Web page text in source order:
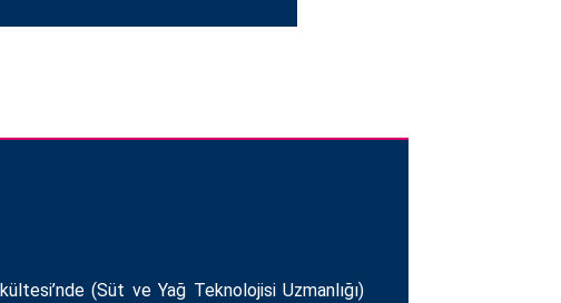
(Süt ve Yağ Teknolojisi Uzmanlığı)